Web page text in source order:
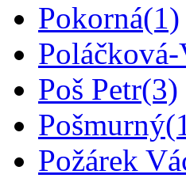
Pokorná(1)
Poš Petr(3)
Pošmurný
Požárek